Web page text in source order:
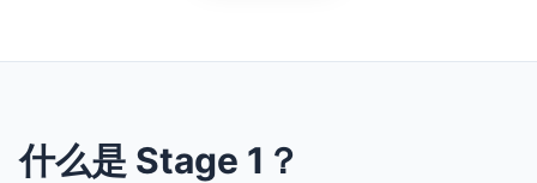
什么是 Stage 1？